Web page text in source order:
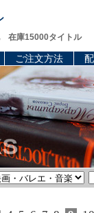
在庫15000タイトル
ご注文方法